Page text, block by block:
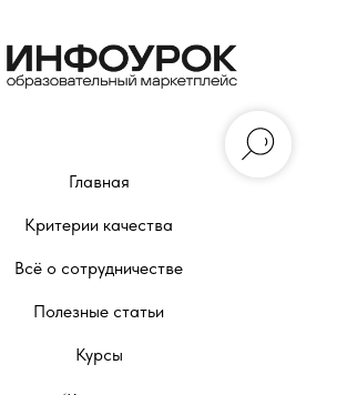
Главная
Критерии качества
Всё о сотрудничестве
Полезные статьи
Курсы